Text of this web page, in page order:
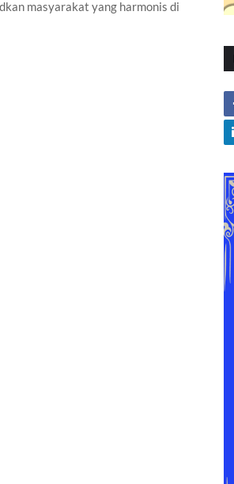
masyarakat yang harmonis di